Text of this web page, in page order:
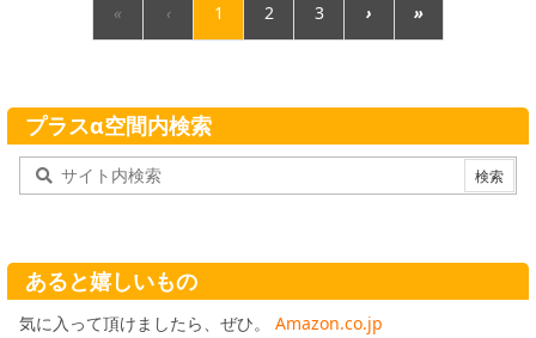
« ‹ 1 2 3 › »
プラスα空間内検索
あると嬉しいもの
気に入って頂けましたら、ぜひ。 Amazon.co.jp